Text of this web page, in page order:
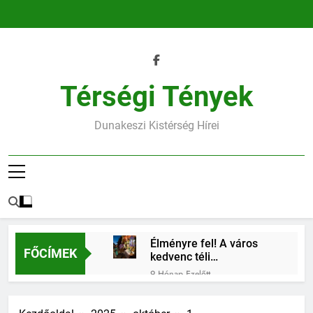
Térségi Tények
Dunakeszi Kistérség Hírei
FŐCÍMEK
Élményre fel! A város
kedvenc téli
találkozóhelye vár rád
9 Hónap Ezelőtt
9 Hónap Ezelőtt